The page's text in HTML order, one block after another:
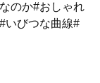
のか#おしゃれ
いびつな曲線#